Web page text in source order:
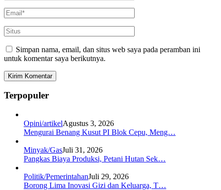
Simpan nama, email, dan situs web saya pada peramban ini
untuk komentar saya berikutnya.
Terpopuler
Opini/artikelAgustus 3, 2026
Mengurai Benang Kusut PI Blok Cepu, Meng…
Minyak/GasJuli 31, 2026
Pangkas Biaya Produksi, Petani Hutan Sek…
Politik/PemerintahanJuli 29, 2026
Borong Lima Inovasi Gizi dan Keluarga, T…